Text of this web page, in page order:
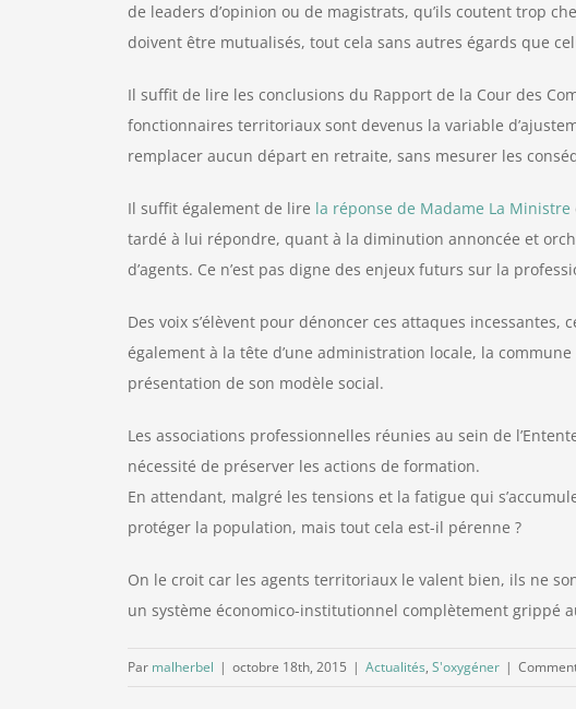
de leaders d’opinion ou de magistrats, qu’ils coutent trop
doivent être mutualisés, tout cela sans autres égards que
Il suffit de lire les conclusions du Rapport de la Cour des
fonctionnaires territoriaux sont devenus la variable
remplacer aucun départ en retraite, sans mesurer les
Il suffit également de lire la réponse de Madame La Ministre
tardé à lui répondre, quant à la diminution annoncée et
d’agents. Ce n’est pas digne des enjeux futurs sur la
Des voix s’élèvent pour dénoncer ces attaques incessantes,
également à la tête d’une administration locale, la
présentation de son modèle social.
Les associations professionnelles réunies au sein de
nécessité de préserver les actions de formation.
En attendant, malgré les tensions et la fatigue qui
protéger la population, mais tout cela est-il pérenne ?
On le croit car les agents territoriaux le valent bien, ils ne
un système économico-institutionnel complètement grippé
Par malherbel | octobre 18th, 2015 | Actualités, S'oxygéner |